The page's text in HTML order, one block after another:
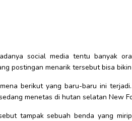
social media tentu banyak
postingan menarik tersebut bisa
berikut yang baru-baru ini
menetas di hutan selatan New
tampak sebuah benda yang